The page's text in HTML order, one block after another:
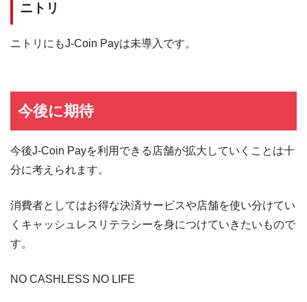
ニトリ
ニトリにもJ-Coin Payは未導入です。
今後に期待
今後J-Coin Payを利用できる店舗が拡大していくことは十
分に考えられます。
消費者としてはお得な決済サービスや店舗を使い分けてい
くキャッシュレスリテラシーを身につけていきたいもので
す。
NO CASHLESS NO LIFE